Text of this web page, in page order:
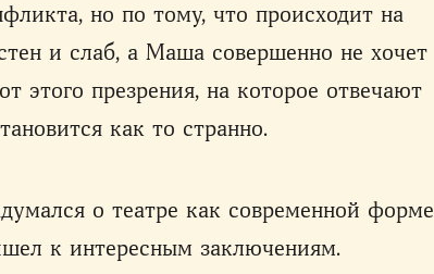
но по тому, что происходит на
и слаб, а Маша совершенно не хочет
этого презрения, на которое отвечают
как то странно.
о театре как современной форме
к интересным заключениям.